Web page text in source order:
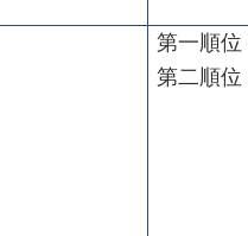
第一順位
第二順位